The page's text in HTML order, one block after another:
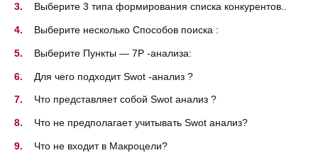
Выберите 3 типа формирования списка конкурентов..
Выберите несколько Способов поиска :
Выберите Пункты — 7Р -анализа:
Для чего подходит Swot -анализ ?
Что представляет собой Swot анализ ?
Что не предполагает учитывать Swot анализ?
Что не входит в Макроцели?